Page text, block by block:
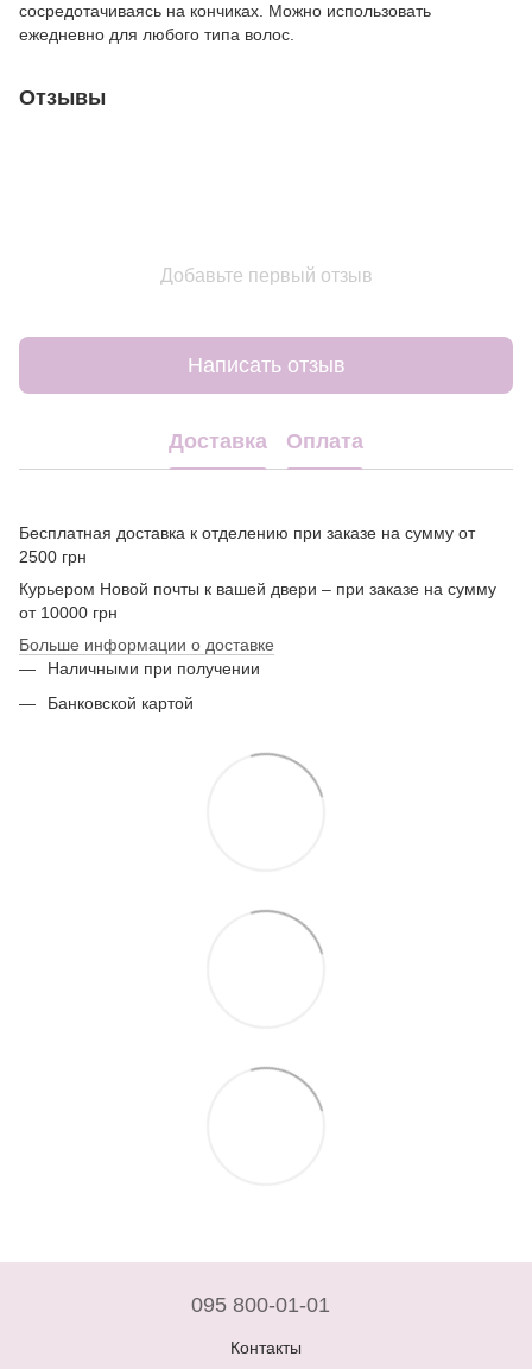
сосредотачиваясь на кончиках. Можно использовать
ежедневно для любого типа волос.
Отзывы
Добавьте первый отзыв
Написать отзыв
Доставка Оплата
Бесплатная доставка к отделению при заказе на сумму от
2500 грн
Курьером Новой почты к вашей двери – при заказе на сумму
от 10000 грн
Больше информации о доставке
Наличными при получении
Банковской картой
095 800-01-01
Контакты